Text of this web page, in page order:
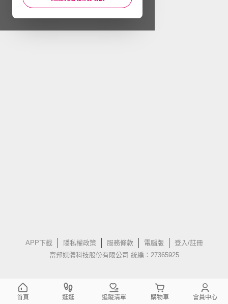
APP下載 隱私權政策 服務條款 電腦版
登入/註冊
富邦媒體科技股份有限公司 統編：27365925
首頁 逛逛 追蹤清單 購物車 會員中心